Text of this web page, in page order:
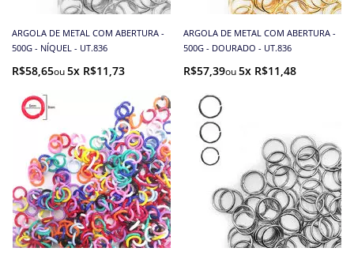
ARGOLA DE METAL COM ABERTURA -
500G - NÍQUEL - UT.836
R$58,65 5x R$11,73
ARGOLA DE METAL COM ABERTURA -
500G - DOURADO - UT.836
R$57,39 5x R$11,48